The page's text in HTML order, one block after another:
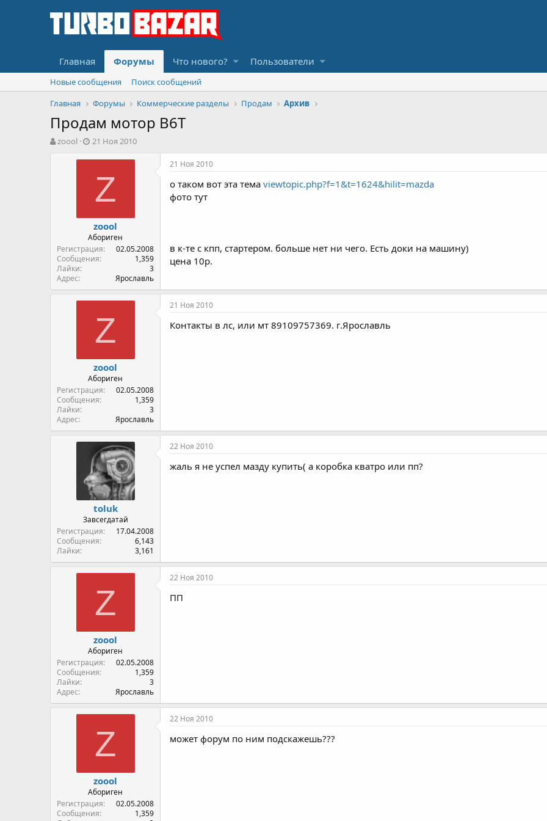
Главная Форумы Что нового? Пользователи
Новые сообщения
Поиск сообщений
Главная
Форумы Коммерческие разделы Продам Архив
Продам мотор B6T
А
zoool
Д
т
а
л
а
21 Ноя 2010
Z
zoool
Абориген
Регистрация
02.05.2008
Сообщения
1,359
Лайки
3
Адрес
Ярославль
21 Ноя 2010
о таком вот эта тема viewtopic.php?f=1&t=1624&hilit=mazda
фото тут
в к-те с кпп, стартером. больше нет ни чего. Есть доки на машину)
цена 10р.
Z
zoool
Абориген
Регистрация
02.05.2008
Сообщения
1,359
Лайки
3
Адрес
Ярославль
21 Ноя 2010
Контакты в лс, или мт 89109757369. г.Ярославль
toluk
Завсегдатай
Регистрация
17.04.2008
Сообщения
6,143
Лайки
3,161
22 Ноя 2010
жаль я не успел мазду купить( а коробка кватро или пп?
Z
zoool
Абориген
Регистрация
02.05.2008
Сообщения
1,359
Лайки
3
Адрес
Ярославль
22 Ноя 2010
ПП
Z
zoool
Абориген
Регистрация
02.05.2008
Сообщения
1,359
22 Ноя 2010
может форум по ним подскажешь???